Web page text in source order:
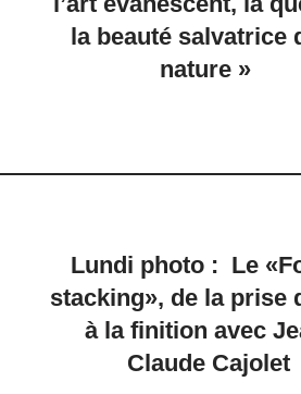
la beauté salvatrice
nature »
Lundi photo : Le
stacking», de la prise
à la finition avec
Claude Cajolet